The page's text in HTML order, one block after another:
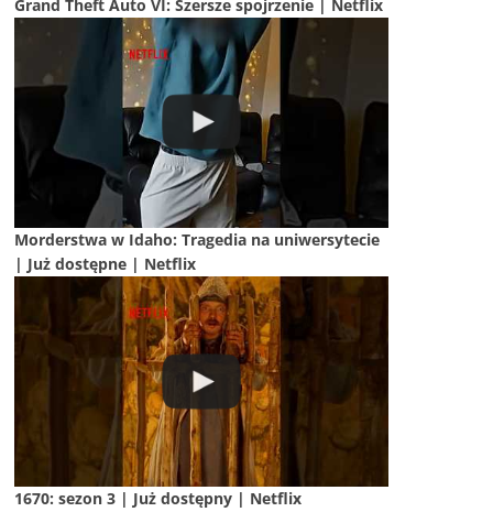
Grand Theft Auto VI: Szersze spojrzenie | Netflix
Morderstwa w Idaho: Tragedia na uniwersytecie
| Już dostępne | Netflix
1670: sezon 3 | Już dostępny | Netflix